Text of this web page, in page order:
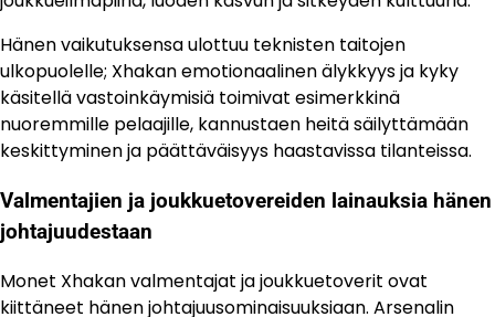
Hänen vaikutuksensa ulottuu teknisten taitojen
ulkopuolelle; Xhakan emotionaalinen älykkyys ja kyky
käsitellä vastoinkäymisiä toimivat esimerkkinä
nuoremmille pelaajille, kannustaen heitä säilyttämään
keskittyminen ja päättäväisyys haastavissa tilanteissa.
Valmentajien ja joukkuetovereiden lainauksia hänen
johtajuudestaan
Monet Xhakan valmentajat ja joukkuetoverit ovat
kiittäneet hänen johtajuusominaisuuksiaan. Arsenalin